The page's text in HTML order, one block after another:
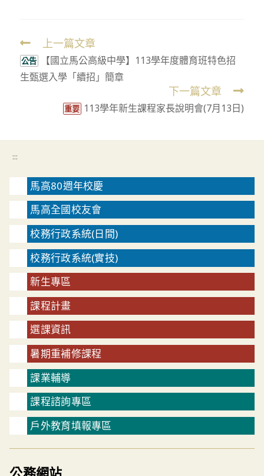
Read
more
articles
上一篇文章
公告
【國立馬公高級中學】113學年度體育班特色招
生甄選入學「續招」簡章
下一篇文章
重要 113學年新生課程家長說明會(7月13日)
:::
馬高80週年校慶
馬高全國校友會
校務行政系統(日間)
校務行政系統(實技)
新生專區
課程計畫
選課資訊
暑期重補修課程
課業輔導
課程諮詢專區
戶外教育填報專區